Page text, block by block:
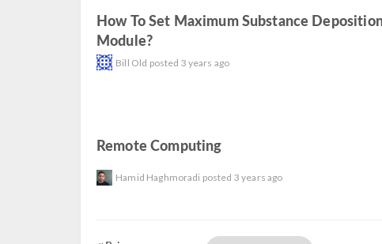
How To Set Maximum Substance
Module?
Bill Old posted 3 years ago
Remote Computing
Hamid Haghmoradi posted 3 years ago